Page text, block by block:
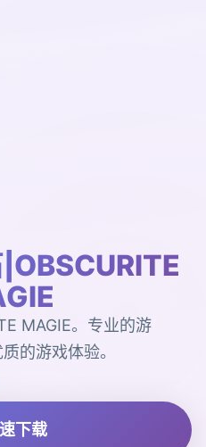
MAGIE。专业的游
的游戏体验。
下载